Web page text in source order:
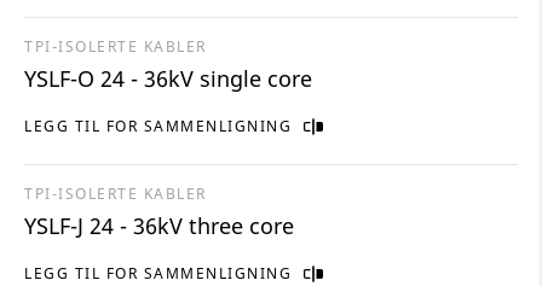
LEGG TIL FOR SAMMENLIGNING
TPI-ISOLERTE KABLER
YSLF-O 24 - 36kV single core
LEGG TIL FOR SAMMENLIGNING
TPI-ISOLERTE KABLER
YSLF-J 24 - 36kV three core